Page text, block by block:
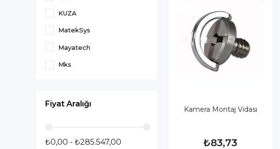
KUZA
MatekSys
Mayatech
Mks
Fiyat Aralığı
₺0,00 - ₺285.547,00
Kamera Montaj Vidası
₺83,73